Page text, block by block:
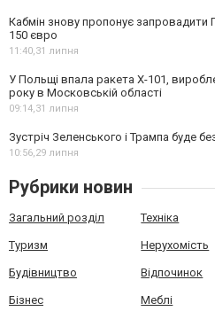
Кабмін знову пропонує
150 євро
11:40, 31 липня
У Польщі впала ракета Х-101,
року в Московській області
09:14, 31 липня
Зустріч Зеленського і Трампа буде
10:56, 29 липня
Рубрики новин
Загальний розділ Техніка
Туризм Нерухомість
Будівництво Відпочинок
Бізнес Меблі